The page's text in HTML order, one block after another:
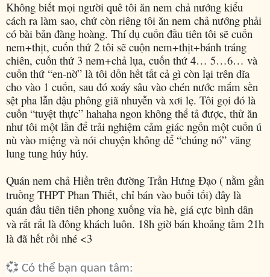
Không biết mọi người quê tôi ăn nem chả nướng kiểu
cách ra làm sao, chứ còn riêng tôi ăn nem chả nướng phải
có bài bản đàng hoàng. Thí dụ cuốn đầu tiên tôi sẽ cuốn
nem+thịt, cuốn thứ 2 tôi sẽ cuộn nem+thịt+bánh tráng
chiên, cuốn thứ 3 nem+chả lụa, cuốn thứ 4… 5…6… và
cuốn thứ “en-nờ” là tôi dồn hết tất cả gì còn lại trên dĩa
cho vào 1 cuốn, sau đó xoáy sâu vào chén nước mắm sền
sệt pha lẫn đậu phông giã nhuyễn và xơi lẹ. Tôi gọi đó là
cuốn “tuyệt thực” hahaha ngon không thể tả được, thử ăn
như tôi một lần để trải nghiệm cảm giác ngốn một cuốn ú
nù vào miệng và nói chuyện không để “chúng nó” văng
lung tung húy húy.
Quán nem chả Hiền trên đường Trần Hưng Đạo ( nằm gần
truồng THPT Phan Thiết, chỉ bán vào buổi tối) đây là
quán đầu tiên tiên phong xuống vỉa hè, giá cực bình dân
và rất rất là đông khách luôn. 18h giờ bán khoảng tầm 21h
là đã hết rồi nhé <3
💞 Có thể bạn quan tâm: